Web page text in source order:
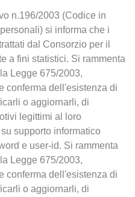
n.196/2003 (Codice in
si informa che i
dal Consorzio per il
a fini statistici. Si rammenta
Legge 675/2003,
conferma dell'esistenza di
o aggiornarli, di
legittimi al loro
supporto informatico
e user-id. Si rammenta
Legge 675/2003,
conferma dell'esistenza di
o aggiornarli, di